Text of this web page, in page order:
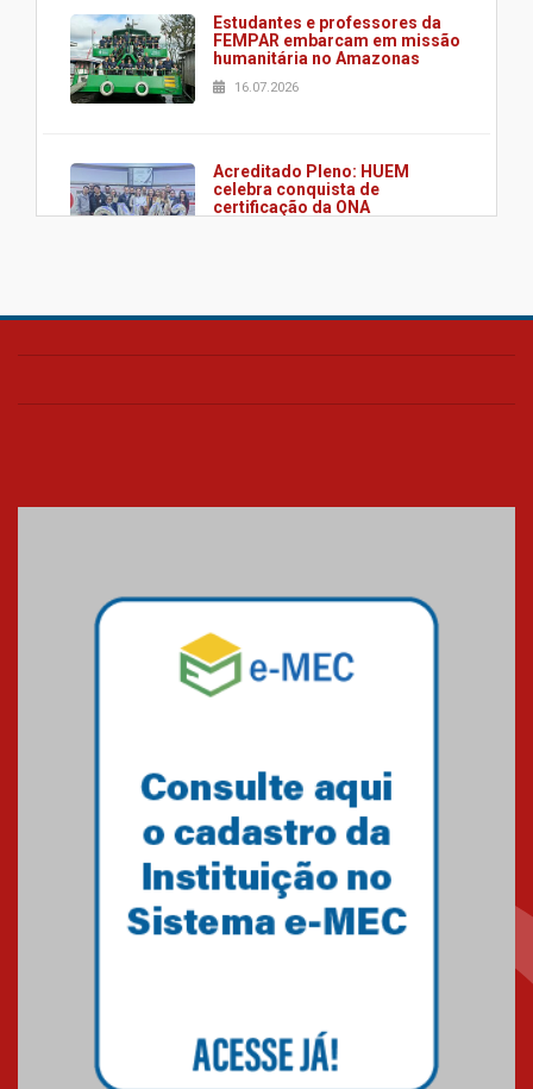
Estudantes e professores da
FEMPAR embarcam em missão
humanitária no Amazonas
16.07.2026
Acreditado Pleno: HUEM
celebra conquista de
certificação da ONA
HUEM é o primeiro hospital do
UTI's inteligentes
referência mundial em
Pós-Asco: evento do HUEM
debate novidades sobre
estudos e tratamentos contra
o câncer
MackPesquisa 2026 prorroga
inscrições até 14 de agosto
15.06.2026